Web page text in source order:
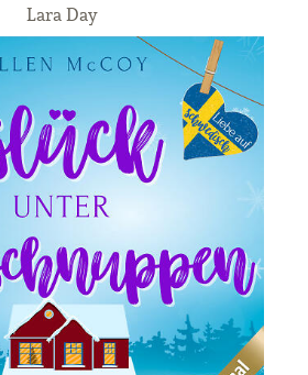
Lara Day